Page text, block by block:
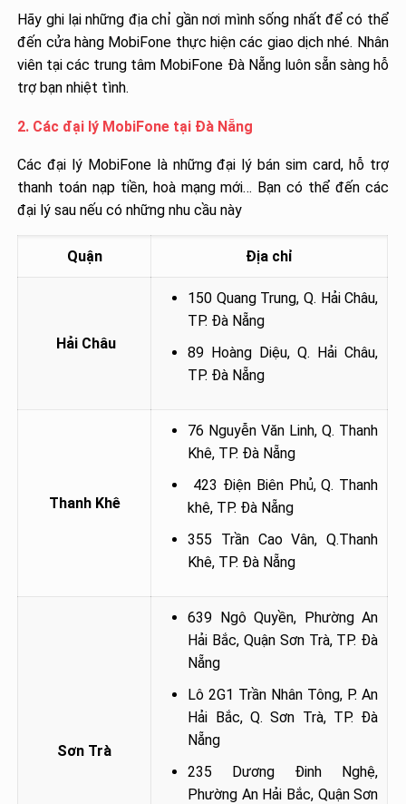
Hãy ghi lại những địa chỉ gần nơi mình sống nhất để có thể
đến cửa hàng MobiFone thực hiện các giao dịch nhé. Nhân
viên tại các trung tâm MobiFone Đà Nẵng luôn sẵn sàng hỗ
trợ bạn nhiệt tình.
2. Các đại lý MobiFone tại Đà Nẵng
Các đại lý MobiFone là những đại lý bán sim card, hỗ trợ
thanh toán nạp tiền, hoà mạng mới… Bạn có thể đến các
đại lý sau nếu có những nhu cầu này
Quận Địa chỉ
Hải Châu
150 Quang Trung, Q. Hải Châu,
TP. Đà Nẵng
89 Hoàng Diệu, Q. Hải Châu,
TP. Đà Nẵng
Thanh Khê
76 Nguyễn Văn Linh, Q. Thanh
Khê, TP. Đà Nẵng
423 Điện Biên Phủ, Q. Thanh
khê, TP. Đà Nẵng
355 Trần Cao Vân, Q.Thanh
Khê, TP. Đà Nẵng
Sơn Trà
639 Ngô Quyền, Phường An
Hải Bắc, Quận Sơn Trà, TP. Đà
Nẵng
Lô 2G1 Trần Nhân Tông, P. An
Hải Bắc, Q. Sơn Trà, TP. Đà
Nẵng
235 Dương Đinh Nghệ,
Phường An Hải Bắc, Quận Sơn